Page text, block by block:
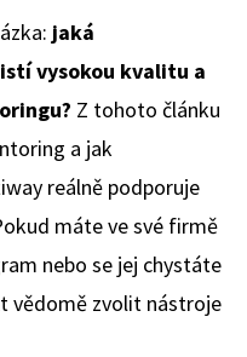
jaká
vysokou kvalitu a
Z tohoto článku
a jak
reálně podporuje
máte ve své firmě
nebo se jej chystáte
vědomě zvolit nástroje